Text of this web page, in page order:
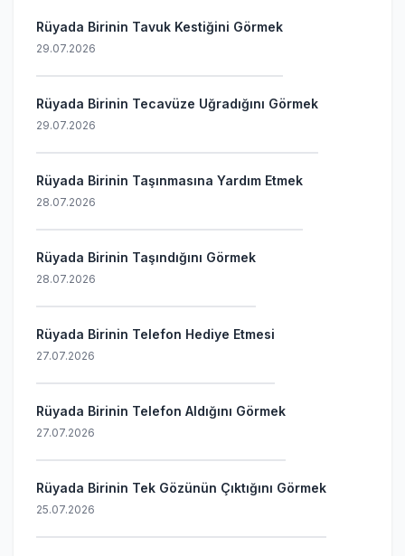
Rüyada Birinin Tavuk Kestiğini Görmek
29.07.2026
Rüyada Birinin Tecavüze Uğradığını Görmek
29.07.2026
Rüyada Birinin Taşınmasına Yardım Etmek
28.07.2026
Rüyada Birinin Taşındığını Görmek
28.07.2026
Rüyada Birinin Telefon Hediye Etmesi
27.07.2026
Rüyada Birinin Telefon Aldığını Görmek
27.07.2026
Rüyada Birinin Tek Gözünün Çıktığını Görmek
25.07.2026